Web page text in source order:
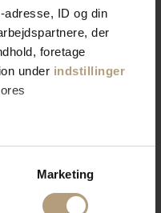
ID og din
der
foretage
under indstillinger
Marketing